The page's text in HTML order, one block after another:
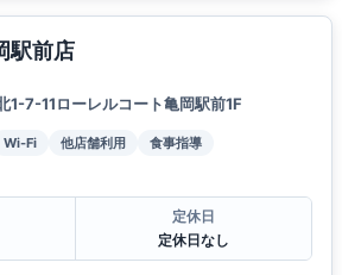
駅前店
1-7-11ローレルコート亀岡駅前1F
Wi-Fi 他店舗利用
食事指導
定休日
定休日なし